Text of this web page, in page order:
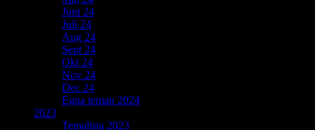
Juni 24
Juli 24
Aug 24
Sept 24
Okt 24
Nov 24
Dec 24
Egna teman 2024
2023
Temalista 2023